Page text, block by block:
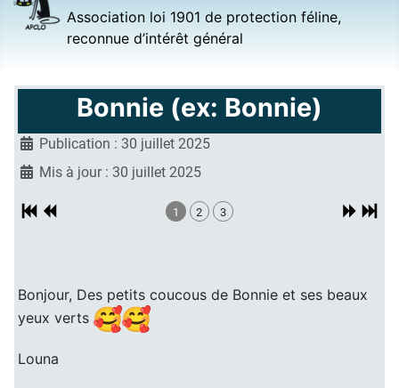
Association loi 1901 de protection féline,
reconnue d’intérêt général
Bonnie (ex: Bonnie)
Publication : 30 juillet 2025
Mis à jour : 30 juillet 2025
1 2 3
Bonjour, Des petits coucous de Bonnie et ses beaux
yeux verts
Louna